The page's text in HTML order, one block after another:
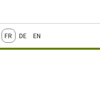
FrançaisDeutschEnglish